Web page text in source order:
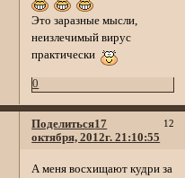
Это заразные мысли,
неизлечимый вирус
практически
0
Поделиться 12
17
октября, 2012г. 21:10:55
А меня восхищают кудри за